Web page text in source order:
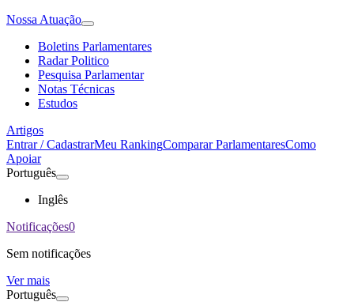
Nossa Atuação
Boletins Parlamentares
Radar Politico
Pesquisa Parlamentar
Notas Técnicas
Estudos
Artigos
Entrar / CadastrarMeu RankingComparar ParlamentaresComo
Apoiar
Português
Inglês
Notificações0
Sem notificações
Ver mais
Português